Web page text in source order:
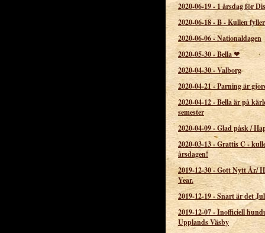
2020-06-19- 1 årsdag för
2020-06-18-B - Kullen
2020-06-06-Nationaldagen
2020-05-30-Bella ❤
2020-04-30-Valborg
2020-04-21-Parning är
2020-04-12-Bella är på
semester
2020-04-09-Glad påsk /
2020-03-13-Grattis C -
årsdagen!
2019-12-30-Gott Nytt År/
Year.
2019-12-19-Snart är det Jul
2019-12-07-Inofficiell
Upplands Väsby